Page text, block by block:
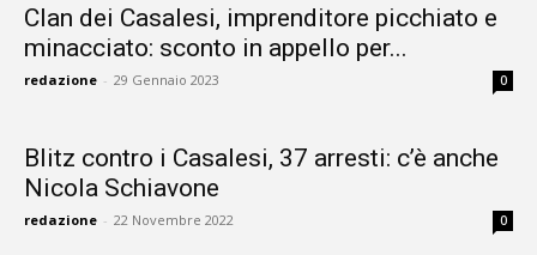
Clan dei Casalesi, imprenditore picchiato e
minacciato: sconto in appello per...
redazione - 29 Gennaio 2023 0
Blitz contro i Casalesi, 37 arresti: c’è anche
Nicola Schiavone
redazione - 22 Novembre 2022 0